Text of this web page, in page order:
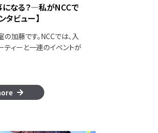
なる？―私がNCCで
タビュー】
加藤です。NCCでは、入
ティーと一連のイベントが